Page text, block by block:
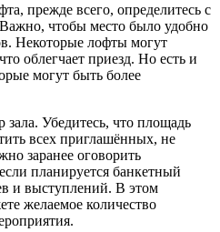
прежде всего, определитесь с
чтобы место было удобно
Некоторые лофты могут
облегчает приезд. Но есть и
могут быть более
зала. Убедитесь, что площадь
всех приглашённых, не
заранее оговорить
планируется банкетный
и выступлений. В этом
желаемое количество